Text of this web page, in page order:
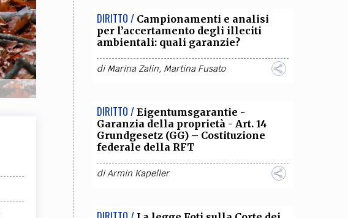
DIRITTO / Campionamenti e analisi
per l’accertamento degli illeciti
ambientali: quali garanzie?
diMarina Zalin, Martina Fusato
DIRITTO / Eigentumsgarantie -
Garanzia della proprietà - Art. 14
Grundgesetz (GG) – Costituzione
federale della RFT
diArmin Kapeller